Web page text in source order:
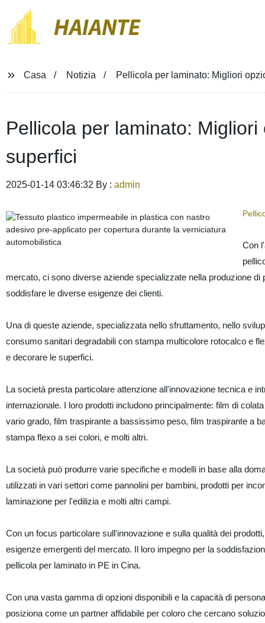
HAIANTE
Casa Notizia Pellicola per laminato: Migliori
Pellicola per laminato:
superfici
2025-01-14 03:46:32 By : admin
Con
mercato, ci sono diverse aziende specializzate nella produzione
soddisfare le diverse esigenze dei clienti.
Una di queste aziende, specializzata nello sfruttamento, nello
consumo sanitari degradabili con stampa multicolore rotocalco e
e decorare le superfici.
La società presta particolare attenzione all'innovazione tecnica e
internazionale. I loro prodotti includono principalmente: film di
vario grado, film traspirante a bassissimo peso, film traspirante a
stampa flexo a sei colori, e molti altri.
La società può produrre varie specifiche e modelli in base alla
utilizzati in vari settori come pannolini per bambini, prodotti per
laminazione per l'edilizia e molti altri campi.
Con un focus particolare sull'innovazione e sulla qualità dei
esigenze emergenti del mercato. Il loro impegno per la
pellicola per laminato in PE in Cina.
Con una vasta gamma di opzioni disponibili e la capacità di
posiziona come un partner affidabile per coloro che cercano